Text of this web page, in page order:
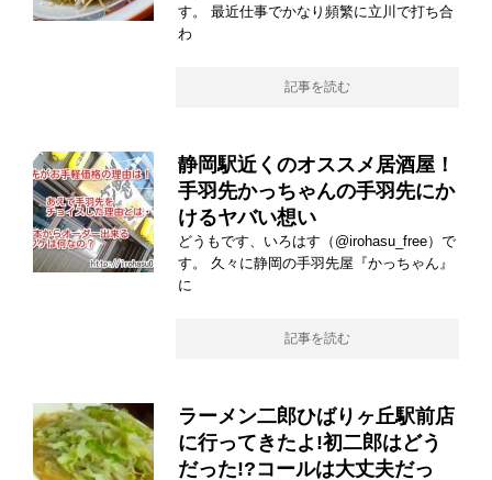
す。 最近仕事でかなり頻繁に立川で打ち合
わ
記事を読む
静岡駅近くのオススメ居酒屋！
手羽先かっちゃんの手羽先にか
けるヤバい想い
どうもです、いろはす（@irohasu_free）で
す。 久々に静岡の手羽先屋『かっちゃん』
に
記事を読む
ラーメン二郎ひばりヶ丘駅前店
に行ってきたよ!初二郎はどう
だった!?コールは大丈夫だっ